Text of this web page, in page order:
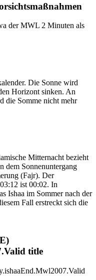
der MWL 2 Minuten als
Die Sonne wird
Horizont sinken. An
die Somme nicht mehr
Mitternacht bezieht
dem Sonnenuntergang
(Fajr). Der
ist 00:02. In
Ishaa im Sommer nach der
Fall erstreckt sich die
title